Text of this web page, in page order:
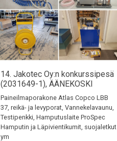
14. Jakotec Oy:n konkurssipesä
(2031649-1), ÄÄNEKOSKI
Paineilmaporakone Atlas Copco LBB
37, reikä- ja levyporat, Vannekelavaunu,
Testipenkki, Hamputuslaite ProSpec
Hamputin ja Läpivientikumit, suojaletkut
ym